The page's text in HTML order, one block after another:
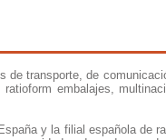
de transporte, de
embalajes,
y la filial española de